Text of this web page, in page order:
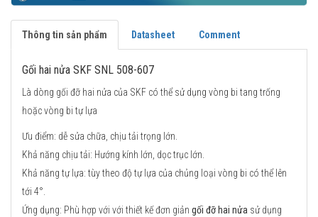
Thông tin sản phẩm Datasheet Comment
Gối hai nửa SKF SNL 508-607
Là dòng gối đỡ hai nửa của SKF có thể sử dụng vòng bi tang trống
hoặc vòng bi tự lựa
Ưu điểm: dễ sửa chữa, chịu tải trọng lớn.
Khả năng chịu tải: Hướng kính lớn, dọc trục lớn.
Khả năng tự lựa: tùy theo độ tự lựa của chủng loại vòng bi có thể lên
tới 4°.
Ứng dụng: Phù hợp với với thiết kế đơn giản gối đỡ hai nửa sử dụng